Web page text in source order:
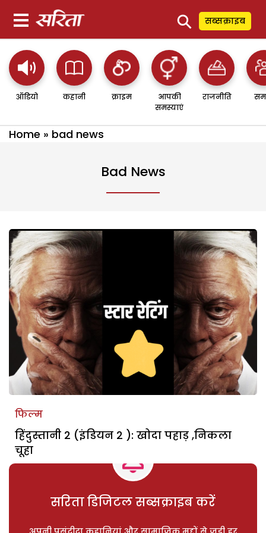
⚲ सब्सक्राइब
ऑडियो कहानी क्राइम
आपकी
समस्याएं
राजनीति
Home » bad news
Bad News
फिल्म
हिंदुस्तानी 2 (इंडियन 2 ): खोदा पहाड़ ,निकला
चूहा
सरिता डिजिटल सब्सक्राइब करें